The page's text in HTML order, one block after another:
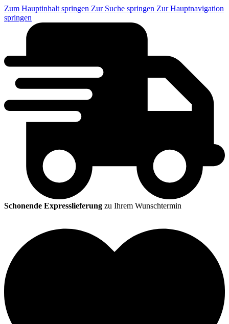
Zum Hauptinhalt springen Zur Suche springen Zur Hauptnavigation
springen
Schonende Expresslieferung zu Ihrem Wunschtermin